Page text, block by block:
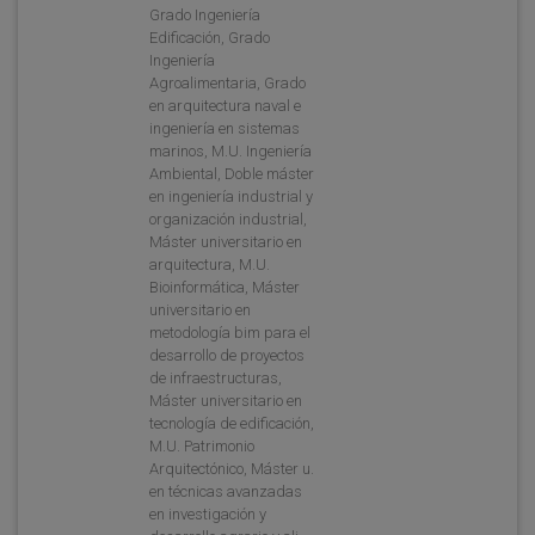
Grado Ingeniería
Edificación, Grado
Ingeniería
Agroalimentaria, Grado
en arquitectura naval e
ingeniería en sistemas
marinos, M.U. Ingeniería
Ambiental, Doble máster
en ingeniería industrial y
organización industrial,
Máster universitario en
arquitectura, M.U.
Bioinformática, Máster
universitario en
metodología bim para el
desarrollo de proyectos
de infraestructuras,
Máster universitario en
tecnología de edificación,
M.U. Patrimonio
Arquitectónico, Máster u.
en técnicas avanzadas
en investigación y